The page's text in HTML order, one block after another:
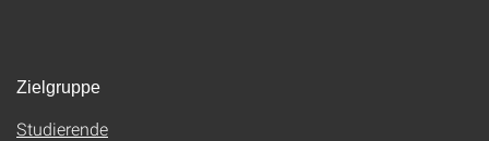
Zielgruppe
Studierende